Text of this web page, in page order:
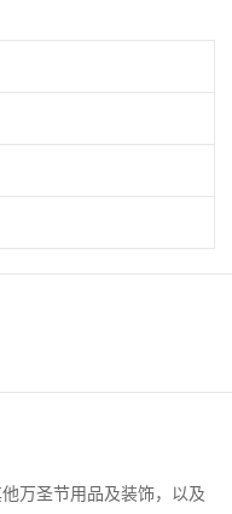
万圣节用品及装饰，以及